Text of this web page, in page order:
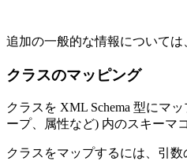
追加の一般的な情報については
クラスのマッピング
クラスを XML Schema 型にマ
ープ、属性など) 内のスキーマ
クラスをマップするには、引